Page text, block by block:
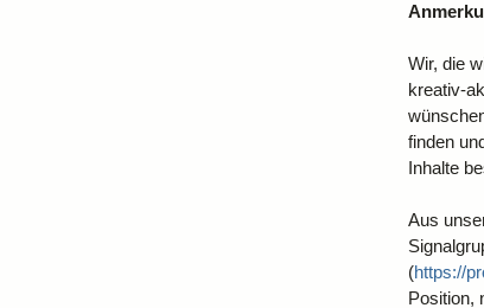
Wir, die
kreativ-
finden
Inhalte
Aus
(https://
Position,